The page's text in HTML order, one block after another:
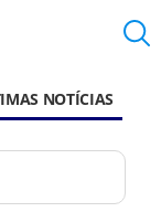
NOTÍCIAS